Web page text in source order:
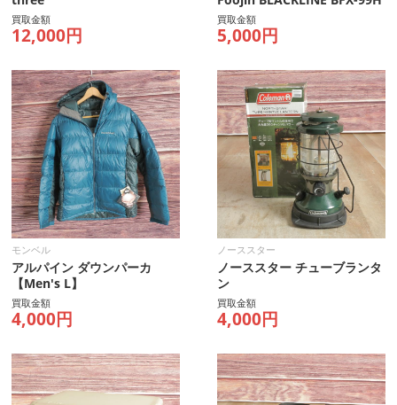
買取金額
12,000円
買取金額
5,000円
モンベル
アルパイン ダウンパーカ
【Men's L】
買取金額
4,000円
ノーススター
ノーススター チューブランタ
ン
買取金額
4,000円